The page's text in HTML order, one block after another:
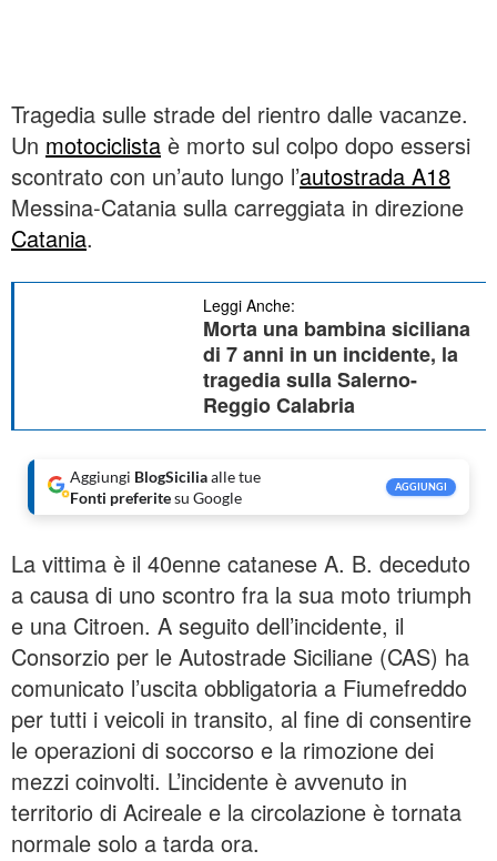
Tragedia sulle strade del rientro dalle vacanze.
Un motociclista è morto sul colpo dopo essersi
scontrato con un’auto lungo l’autostrada A18
Messina-Catania sulla carreggiata in direzione
Catania.
Leggi Anche:
Morta una bambina siciliana
di 7 anni in un incidente, la
tragedia sulla Salerno-
Reggio Calabria
Aggiungi BlogSiciliaalle tue
Fonti preferitesu Google
AGGIUNGI
La vittima è il 40enne catanese A. B. deceduto
a causa di uno scontro fra la sua moto triumph
e una Citroen. A seguito dell’incidente, il
Consorzio per le Autostrade Siciliane (CAS) ha
comunicato l’uscita obbligatoria a Fiumefreddo
per tutti i veicoli in transito, al fine di consentire
le operazioni di soccorso e la rimozione dei
mezzi coinvolti. L’incidente è avvenuto in
territorio di Acireale e la circolazione è tornata
normale solo a tarda ora.